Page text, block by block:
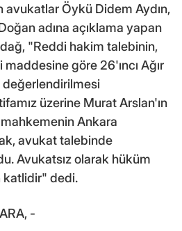
Öykü Didem Aydın,
adına açıklama yapan
"Reddi hakim talebinin,
göre 26'ıncı Ağır
üzerine Murat Arslan'ın
Ankara
avukat talebinde
Avukatsız olarak hüküm
katlidir" dedi.
-